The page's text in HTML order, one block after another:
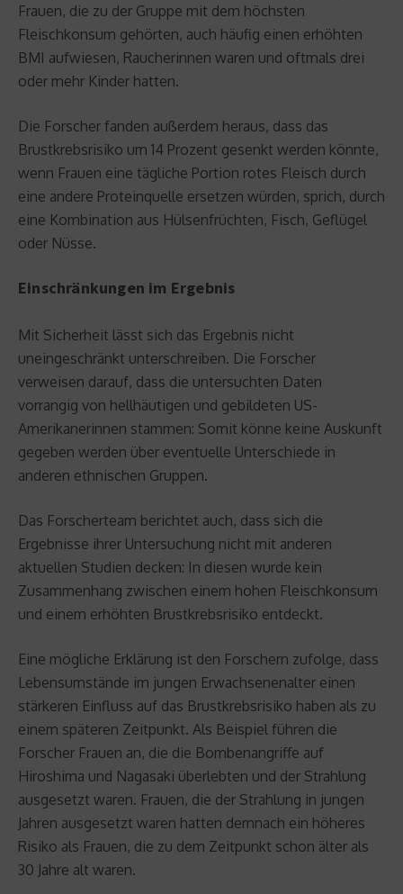
Frauen, die zu der Gruppe mit dem höchsten
Fleischkonsum gehörten, auch häufig einen erhöhten
BMI aufwiesen, Raucherinnen waren und oftmals drei
oder mehr Kinder hatten.
Die Forscher fanden außerdem heraus, dass das
Brustkrebsrisiko um 14 Prozent gesenkt werden könnte,
wenn Frauen eine tägliche Portion rotes Fleisch durch
eine andere Proteinquelle ersetzen würden, sprich, durch
eine Kombination aus Hülsenfrüchten, Fisch, Geflügel
oder Nüsse.
Einschränkungen im Ergebnis
Mit Sicherheit lässt sich das Ergebnis nicht
uneingeschränkt unterschreiben. Die Forscher
verweisen darauf, dass die untersuchten Daten
vorrangig von hellhäutigen und gebildeten US-
Amerikanerinnen stammen: Somit könne keine Auskunft
gegeben werden über eventuelle Unterschiede in
anderen ethnischen Gruppen.
Das Forscherteam berichtet auch, dass sich die
Ergebnisse ihrer Untersuchung nicht mit anderen
aktuellen Studien decken: In diesen wurde kein
Zusammenhang zwischen einem hohen Fleischkonsum
und einem erhöhten Brustkrebsrisiko entdeckt.
Eine mögliche Erklärung ist den Forschern zufolge, dass
Lebensumstände im jungen Erwachsenenalter einen
stärkeren Einfluss auf das Brustkrebsrisiko haben als zu
einem späteren Zeitpunkt. Als Beispiel führen die
Forscher Frauen an, die die Bombenangriffe auf
Hiroshima und Nagasaki überlebten und der Strahlung
ausgesetzt waren. Frauen, die der Strahlung in jungen
Jahren ausgesetzt waren hatten demnach ein höheres
Risiko als Frauen, die zu dem Zeitpunkt schon älter als
30 Jahre alt waren.